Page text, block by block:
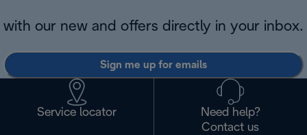
with our new and offers directly in your inbox.
Sign me up for emails
Service locator
Need help?
Contact us